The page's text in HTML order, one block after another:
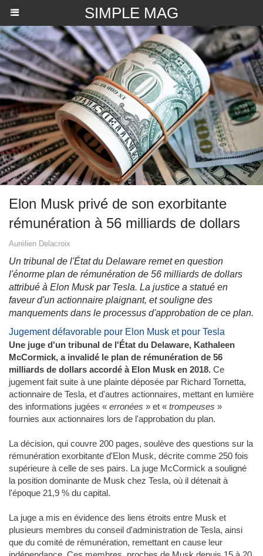
SIMPLE MAG
Elon Musk privé de son exorbitante
rémunération à 56 milliards de dollars
Aurélien Delacroix
Un tribunal de l'État du Delaware remet en question
l'énorme plan de rémunération de 56 milliards de dollars
attribué à Elon Musk par Tesla. La justice a statué en
faveur d'un actionnaire plaignant, et souligne des
manquements dans le processus d'approbation de ce plan.
Jugement défavorable pour Elon Musk et pour Tesla
Une juge d'un tribunal de l'État du Delaware, Kathaleen
McCormick, a invalidé le plan de rémunération de 56
milliards de dollars accordé à Elon Musk en 2018. Ce
jugement fait suite à une plainte déposée par Richard Tornetta,
actionnaire de Tesla, et d'autres actionnaires, mettant en lumière
des informations jugées « erronées » et « trompeuses »
fournies aux actionnaires lors de l'approbation du plan.
La décision, qui couvre 200 pages, soulève des questions sur la
rémunération exorbitante d'Elon Musk, décrite comme 250 fois
supérieure à celle de ses pairs. La juge McCormick a souligné
la position dominante de Musk chez Tesla, où il détenait à
l'époque 21,9 % du capital.
La juge a mis en évidence des liens étroits entre Musk et
plusieurs membres du conseil d'administration de Tesla, ainsi
que du comité de rémunération, remettant en cause leur